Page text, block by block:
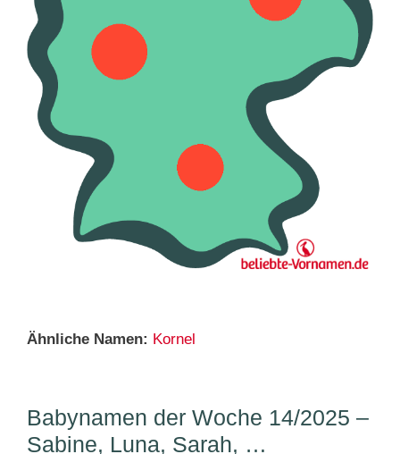
Ähnliche Namen: Kornel
Babynamen der Woche 14/2025 –
Sabine, Luna, Sarah, …